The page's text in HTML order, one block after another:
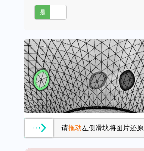
是
请拖动左侧滑块将图片还原